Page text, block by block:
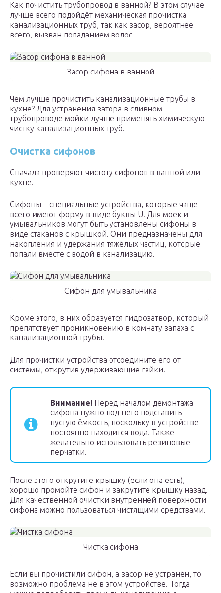
Как почистить трубопровод в ванной? В этом случае
лучше всего подойдёт механическая прочистка
канализационных труб, так как засор, вероятнее
всего, вызван попаданием волос.
Засор сифона в ванной
Чем лучше прочистить канализационные трубы в
кухне? Для устранения затора в сливном
трубопроводе мойки лучше применять химическую
чистку канализационных труб.
Очистка сифонов
Сначала проверяют чистоту сифонов в ванной или
кухне.
Сифоны – специальные устройства, которые чаще
всего имеют форму в виде буквы U. Для моек и
умывальников могут быть установлены сифоны в
виде стаканов с крышкой. Они предназначены для
накопления и удержания тяжёлых частиц, которые
попали вместе с водой в канализацию.
Сифон для умывальника
Кроме этого, в них образуется гидрозатвор, который
препятствует проникновению в комнату запаха с
канализационной трубы.
Для прочистки устройства отсоедините его от
системы, открутив удерживающие гайки.
Внимание! Перед началом демонтажа
сифона нужно под него подставить
пустую ёмкость, поскольку в устройстве
постоянно находится вода. Также
желательно использовать резиновые
перчатки.
После этого открутите крышку (если она есть),
хорошо промойте сифон и закрутите крышку назад.
Для качественной очистки внутренней поверхности
сифона можно пользоваться чистящими средствами.
Чистка сифона
Если вы прочистили сифон, а засор не устранён, то
возможно проблема не в этом устройстве. Тогда